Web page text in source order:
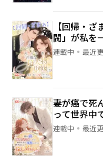
【回帰・
閥」が私を
連載中 最近
妻が癌で死
って世界中
連載中 最近